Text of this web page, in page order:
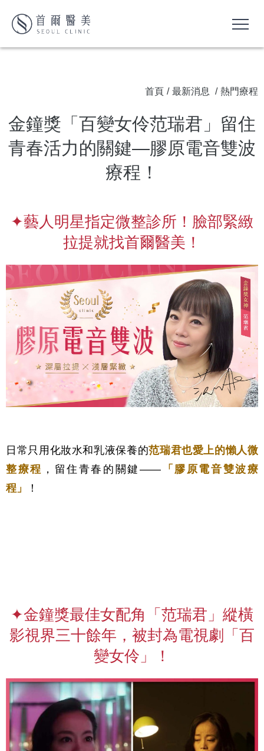
金鐘獎「百變女伶范瑞君」留住
青春活力的關鍵—膠原電音雙波
療程！
首頁 / 最新消息 / 熱門療程
✦藝人明星指定微整診所！臉部緊緻
拉提就找首爾醫美！
日常只用化妝水和乳液保養的范瑞君也愛上的懶人微
整療程 ，留住青春的關鍵——「膠原電音雙波療
程」
！
✦金鐘獎最佳女配角「范瑞君」縱橫
影視界三十餘年，被封為電視劇「百
變女伶」！